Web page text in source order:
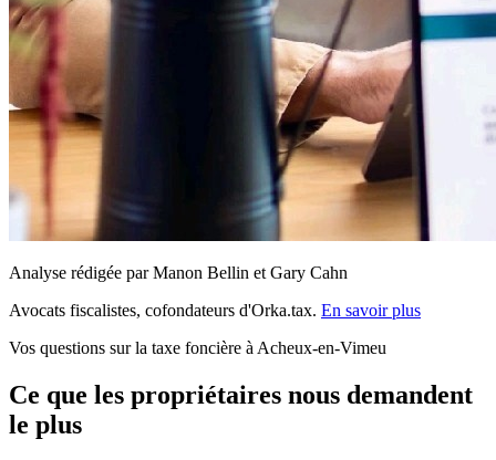
Analyse rédigée par Manon Bellin et Gary Cahn
Avocats fiscalistes, cofondateurs d'Orka.tax. En savoir plus
Vos questions sur la taxe foncière à Acheux-en-Vimeu
Ce que les propriétaires nous demandent
le plus